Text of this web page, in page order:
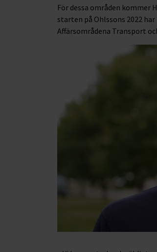
För dessa områden kommer
starten på Ohlssons 2022
Affärsområdena Transport